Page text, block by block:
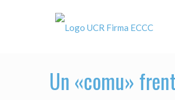
Un «comu»